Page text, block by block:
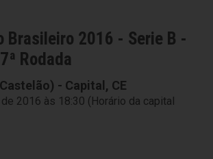
Brasileiro 2016 - Serie B -
Rodada
- Capital, CE
2016 às 18:30 (Horário da capital